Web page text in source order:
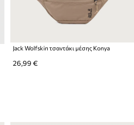
Jack Wolfskin τσαντάκι μέσης Konya
26,99 €